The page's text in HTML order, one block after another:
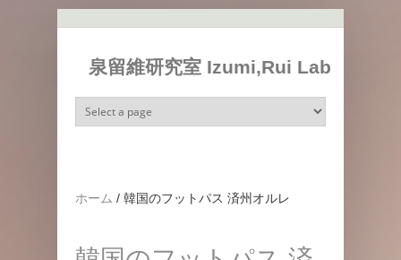
泉留維研究室 Izumi,Rui Lab
ホーム / 韓国のフットパス 済州オルレ